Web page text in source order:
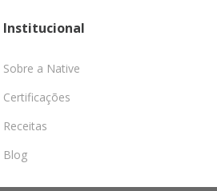
Institucional
Sobre a Native
Certificações
Receitas
Blog